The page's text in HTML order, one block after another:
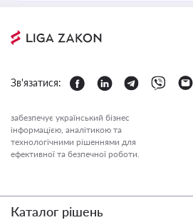
Зв'язатися:
забезпечує український бізнес
інформацією, аналітикою та
технологічними рішеннями для
ефективної та безпечної роботи.
Каталог рішень